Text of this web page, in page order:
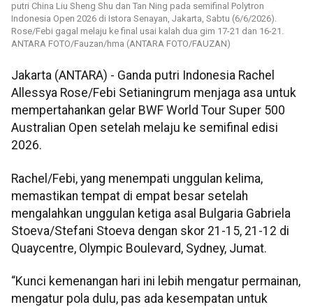
putri China Liu Sheng Shu dan Tan Ning pada semifinal Polytron
Indonesia Open 2026 di Istora Senayan, Jakarta, Sabtu (6/6/2026).
Rose/Febi gagal melaju ke final usai kalah dua gim 17-21 dan 16-21.
ANTARA FOTO/Fauzan/hma (ANTARA FOTO/FAUZAN)
Jakarta (ANTARA) - Ganda putri Indonesia Rachel
Allessya Rose/Febi Setianingrum menjaga asa untuk
mempertahankan gelar BWF World Tour Super 500
Australian Open setelah melaju ke semifinal edisi
2026.
Rachel/Febi, yang menempati unggulan kelima,
memastikan tempat di empat besar setelah
mengalahkan unggulan ketiga asal Bulgaria Gabriela
Stoeva/Stefani Stoeva dengan skor 21-15, 21-12 di
Quaycentre, Olympic Boulevard, Sydney, Jumat.
“Kunci kemenangan hari ini lebih mengatur permainan,
mengatur pola dulu, pas ada kesempatan untuk